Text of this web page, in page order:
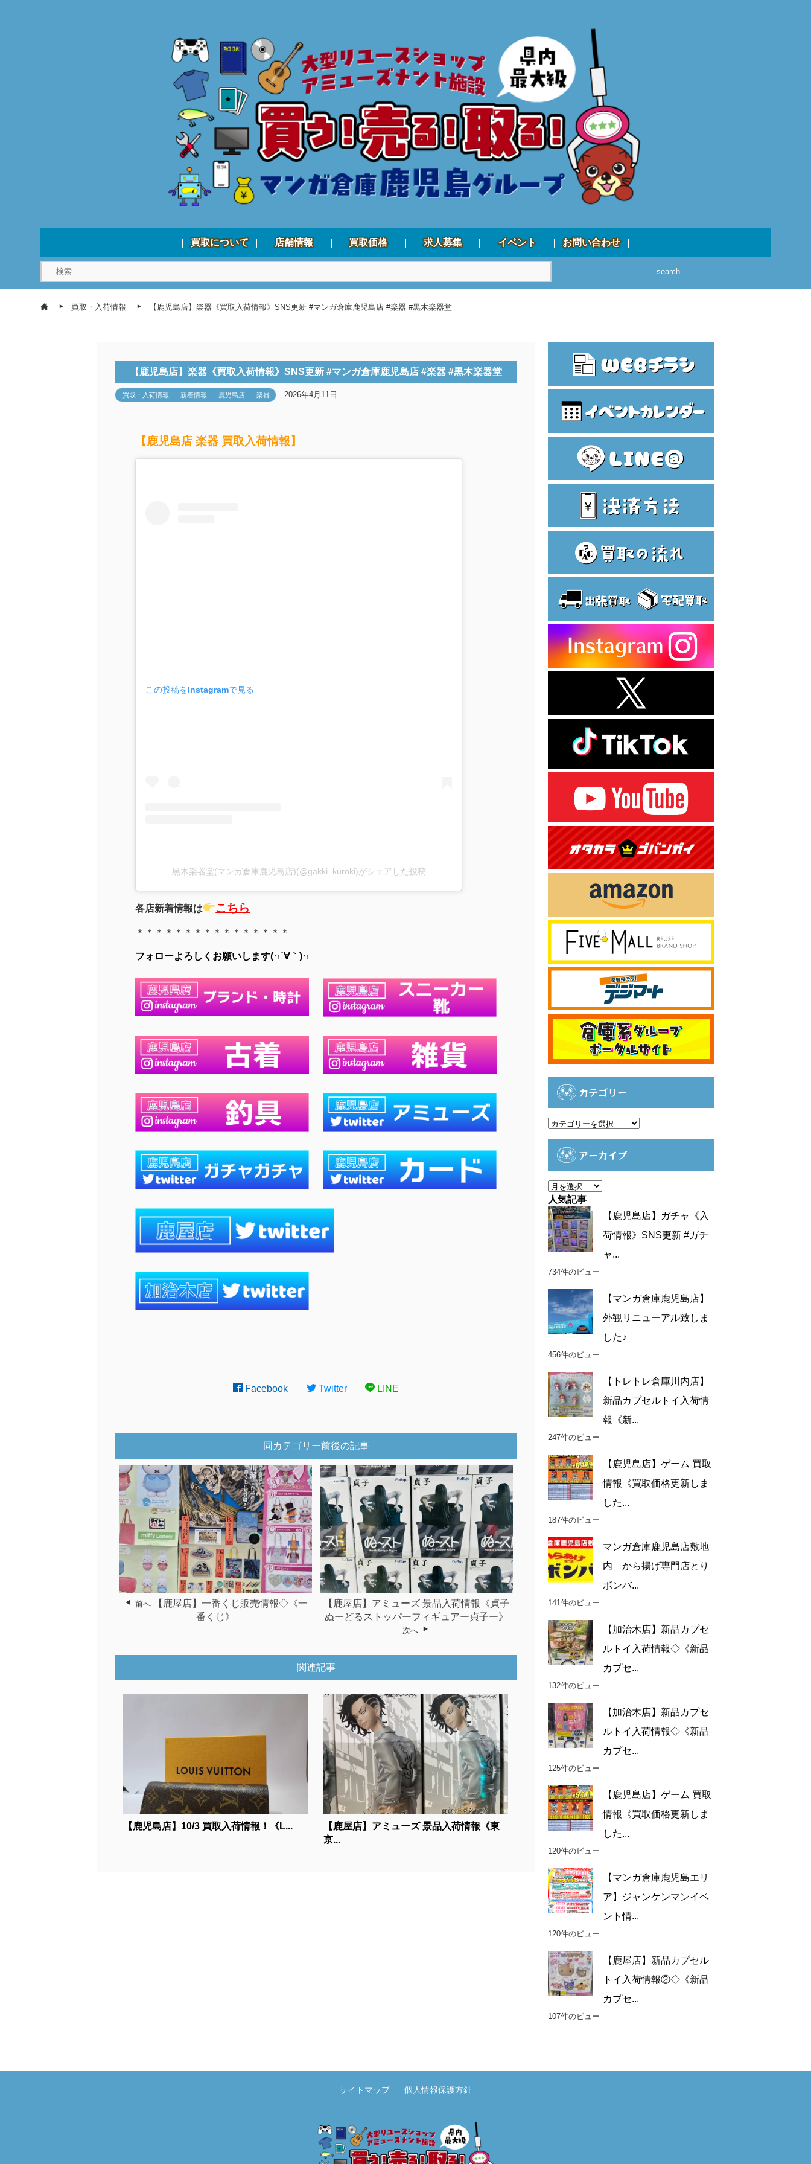
買取について 店舗情報 買取価格 求人募集 イベント お問い合わせ
search
買取・入荷情報 【鹿児島店】楽器《買取入荷情報》SNS更新 #マンガ倉庫鹿児島店 #楽器 #黒木楽器堂
【鹿児島店】楽器《買取入荷情報》SNS更新 #マンガ倉庫鹿児島店 #楽器 #黒木楽器堂
買取・入荷情報 新着情報 鹿児島店 楽器 2026年4月11日
【鹿児島店 楽器 買取入荷情報】
この投稿をInstagramで見る
黒木楽器堂(マンガ倉庫鹿児島店)(@gakki_kuroki)がシェアした投稿
各店新着情報は こちら
＊＊＊＊＊＊＊＊＊＊＊＊＊＊＊＊
フォローよろしくお願いします(∩´∀｀)∩
Facebook Twitter LINE
同カテゴリー前後の記事
前へ
【鹿屋店】一番くじ販売情報◇《一
番くじ》
【鹿屋店】アミューズ 景品入荷情報《貞子
ぬーどるストッパーフィギュアー貞子ー》
次へ
関連記事
【鹿児島店】10/3 買取入荷情報！《L...
【鹿屋店】アミューズ 景品入荷情報《東
京...
カテゴリー
カ
アーカイブ
ア
ー
カ
イ
ブ
人気記事
【鹿児島店】ガチャ《入
荷情報》SNS更新 #ガチ
ャ...
734件のビュー
【マンガ倉庫鹿児島店】
外観リニューアル致しま
した♪
456件のビュー
【トレトレ倉庫川内店】
新品カプセルトイ入荷情
報《新...
247件のビュー
【鹿児島店】ゲーム 買取
情報《買取価格更新しま
した...
187件のビュー
マンガ倉庫鹿児島店敷地
内 から揚げ専門店とり
ボンバ...
141件のビュー
【加治木店】新品カプセ
ルトイ入荷情報◇《新品
カプセ...
132件のビュー
【加治木店】新品カプセ
ルトイ入荷情報◇《新品
カプセ...
125件のビュー
【鹿児島店】ゲーム 買取
情報《買取価格更新しま
した...
120件のビュー
【マンガ倉庫鹿児島エリ
ア】ジャンケンマンイベ
ント情...
120件のビュー
【鹿屋店】新品カプセル
トイ入荷情報②◇《新品
カプセ...
107件のビュー
サイトマップ 個人情報保護方針